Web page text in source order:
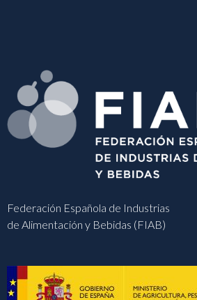
Federación Española de Industrias
de Alimentación y Bebidas (FIAB)